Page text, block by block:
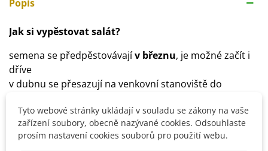
Popis
Jak si vypěstovat salát?
semena se předpěstovávajív březnu, je možné začít i
dříve
v dubnu se přesazují na venkovní stanoviště do
stanoviště:slunečné, vhodné rostliny zakrýt netkanou
textilií (ochrana před škůdci)
půda:středně těžká, výživná, neutrální či mírně
Tyto webové stránky ukládají v souladu se zákony na vaše
zařízení soubory, obecně nazývané cookies. Odsouhlaste
prosím nastavení cookies souborů pro použití webu.